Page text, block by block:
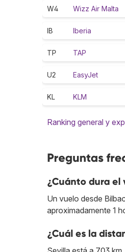
W4 Wizz Air Malta
IB Iberia
TP TAP
U2 EasyJet
KL KLM
Ranking general y
Preguntas
¿Cuánto dura el
Un vuelo desde
aproximadamente 1
¿Cuál es la